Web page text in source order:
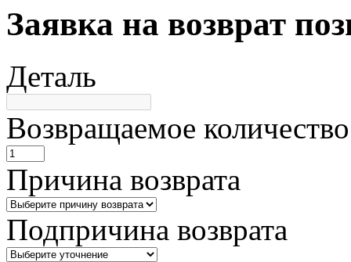
Заявка на возврат
Деталь
Возвращаемое количество
Причина возврата
Подпричина возврата